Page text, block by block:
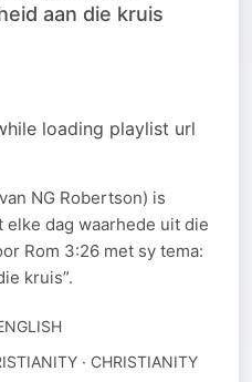
aan die kruis
loading playlist url
NG Robertson) is
dag waarhede uit die
Rom 3:26 met sy tema:
kruis”.
· CHRISTIANITY